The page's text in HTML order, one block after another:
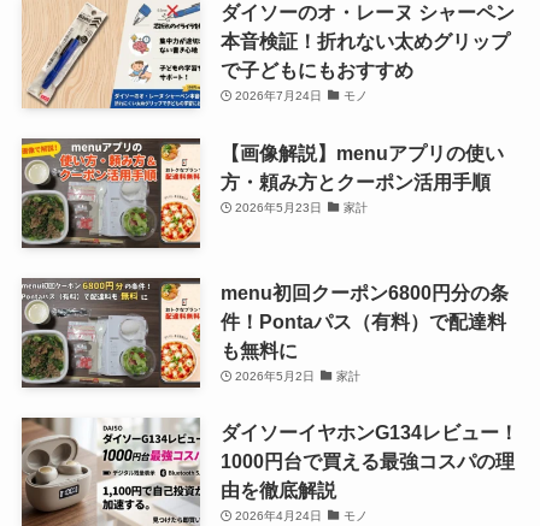
ダイソーのオ・レーヌ シャーペン
本音検証！折れない太めグリップ
で子どもにもおすすめ
2026年7月24日 モノ
【画像解説】menuアプリの使い
方・頼み方とクーポン活用手順
2026年5月23日 家計
menu初回クーポン6800円分の条
件！Pontaパス（有料）で配達料
も無料に
2026年5月2日 家計
ダイソーイヤホンG134レビュー！
1000円台で買える最強コスパの理
由を徹底解説
2026年4月24日 モノ